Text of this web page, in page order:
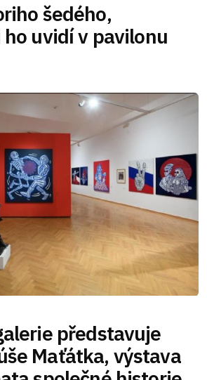
šedého,
uvidí v pavilonu
představuje
Maťátka, výstava